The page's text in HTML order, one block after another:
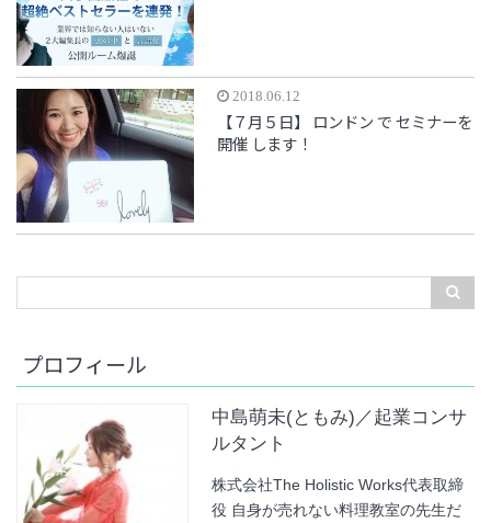
2018.06.12
【７月５日】 ロンドン で セミナーを
開催 します！
プロフィール
中島萌未(ともみ)／起業コンサ
ルタント
株式会社The Holistic Works代表取締
役 自身が売れない料理教室の先生だ